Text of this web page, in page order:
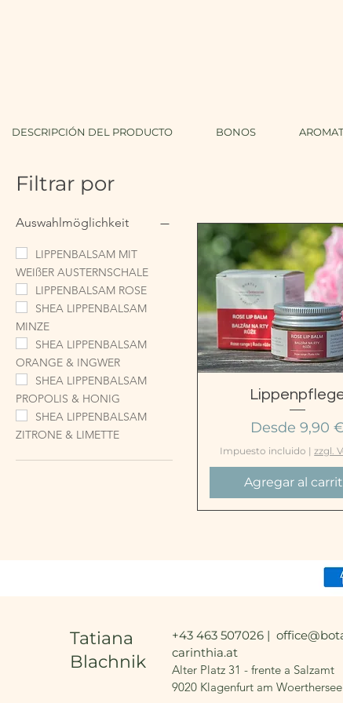
DESCRIPCIÓN DEL PRODUCTO BONOS
Filtrar por
Auswahlmöglichkeit
LIPPENBALSAM MIT
WEIßER AUSTERNSCHALE
LIPPENBALSAM ROSE
SHEA LIPPENBALSAM
MINZE
SHEA LIPPENBALSAM
ORANGE & INGWER
SHEA LIPPENBALSAM
PROPOLIS & HONIG
SHEA LIPPENBALSAM
ZITRONE & LIMETTE
Vista rápida
Desde 9,90
Precio de
Impuesto incluido | zzgl.
Agregar al
Tatiana
Blachnik
+43 463 507026 |
carinthia.at
Alter Platz 31 - frente a Salzamt
9020 Klagenfurt am Woerthersee